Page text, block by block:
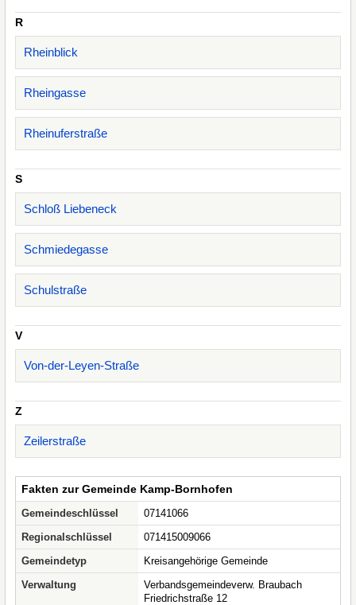
R
Rheinblick
Rheingasse
Rheinuferstraße
S
Schloß Liebeneck
Schmiedegasse
Schulstraße
V
Von-der-Leyen-Straße
Z
Zeilerstraße
Fakten zur Gemeinde Kamp-Bornhofen
Gemeindeschlüssel
07141066
Regionalschlüssel
071415009066
Gemeindetyp
Kreisangehörige Gemeinde
Verwaltung
Verbandsgemeindeverw. Braubach
Friedrichstraße 12